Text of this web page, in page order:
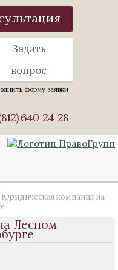
Задать
вопрос
форму заявки
640-24-28
Юридическая компания на
Лесном